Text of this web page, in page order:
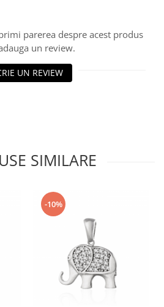
parerea despre acest produs
un review.
UN REVIEW
SIMILARE
-10%